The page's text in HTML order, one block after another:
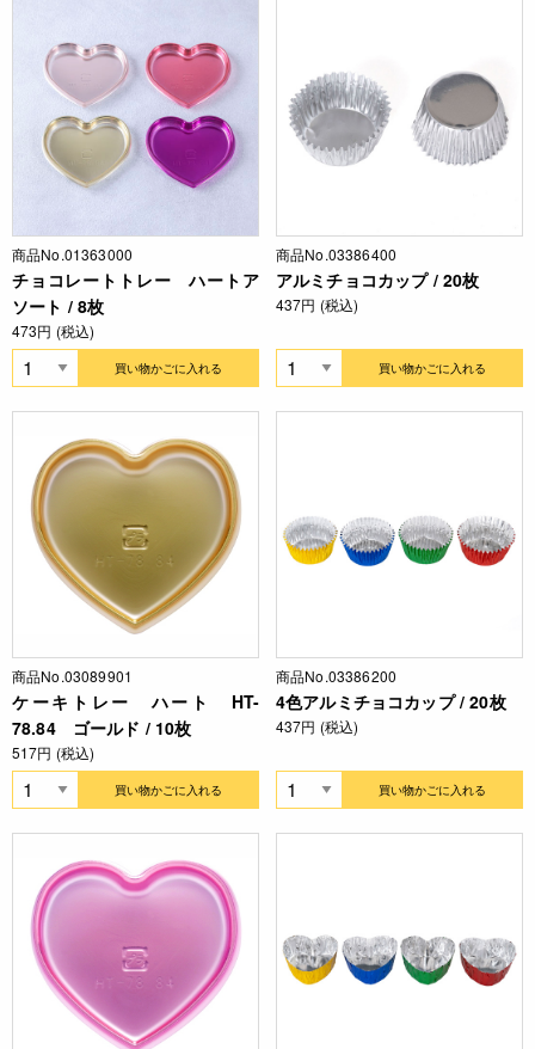
商品No.01363000
チョコレートトレー ハートア
ソート / 8枚
473円 (税込)
買い物かごに入れる
商品No.03386400
アルミチョコカップ / 20枚
437円 (税込)
買い物かごに入れる
商品No.03089901
ケーキトレー ハート HT-
78.84 ゴールド / 10枚
517円 (税込)
買い物かごに入れる
商品No.03386200
4色アルミチョコカップ / 20枚
437円 (税込)
買い物かごに入れる